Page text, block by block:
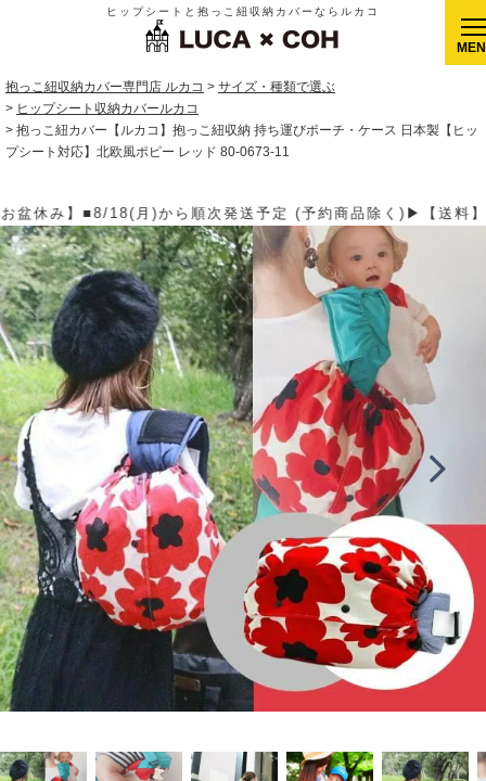
ヒップシートと抱っこ紐収納カバーならルカコ
抱っこ紐収納カバー専門店 ルカコ
サイズ・種類で選ぶ
ヒップシート収納カバールカコ
抱っこ紐カバー【ルカコ】抱っこ紐収納 持ち運びポーチ・ケース 日本製【ヒッ
プシート対応】北欧風ポピー レッド 80-0673-11
除く)▶【送料】ゆうパケット400円(全国一律)、ゆうパッ